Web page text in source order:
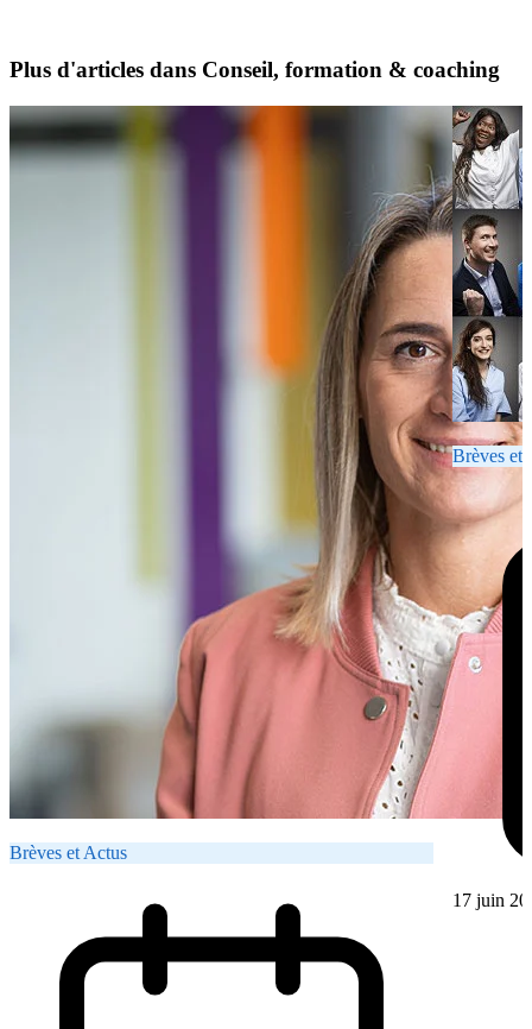
Plus d'articles dans Conseil, formation & coaching
Brèves et Actus
Brèves et
17 juin